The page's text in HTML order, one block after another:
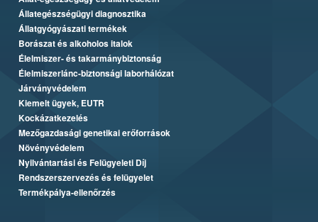
Állategészségügyi diagnosztika
Állatgyógyászati termékek
Borászat és alkoholos italok
Élelmiszer- és takarmánybiztonság
Élelmiszerlánc-biztonsági laborhálózat
Járványvédelem
Kiemelt ügyek, EUTR
Kockázatkezelés
Mezőgazdasági genetikai erőforrások
Növényvédelem
Nyilvántartási és Felügyeleti Díj
Rendszerszervezés és felügyelet
Termékpálya-ellenőrzés